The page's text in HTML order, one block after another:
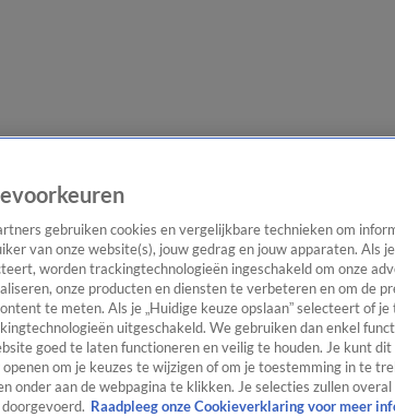
Contact
gebruiken cookies en vergelijkbare technieken om
van onze website(s), jouw gedrag en jouw apparaten. Als
worden trackingtechnologieën ingeschakeld om onze
onze producten en diensten te verbeteren en om de
te meten. Als je „Huidige keuze opslaan” selecteert of
uitgeschakeld. We gebruiken dan enkel
goed te laten functioneren en veilig te houden. Je kunt dit
om je keuzes te wijzigen of om je toestemming in te
onder aan de webpagina te klikken. Je selecties zullen
Raadpleeg onze Cookieverklaring voor meer